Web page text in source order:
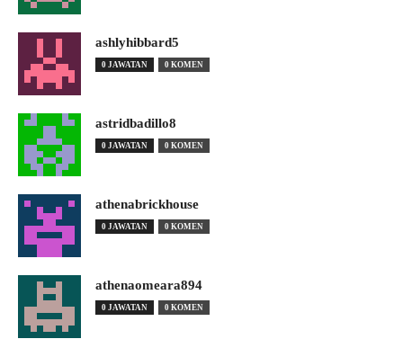
ashlyhibbard5
0 JAWATAN 0 KOMEN
astridbadillo8
0 JAWATAN 0 KOMEN
athenabrickhouse
0 JAWATAN 0 KOMEN
athenaomeara894
0 JAWATAN 0 KOMEN